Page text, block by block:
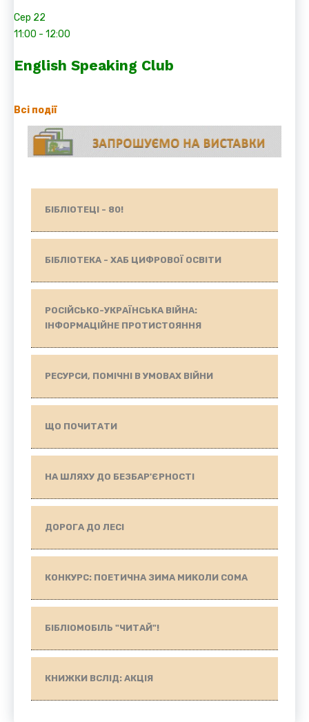
Сер 22
11:00 - 12:00
English Speaking Club
Всі події
БІБЛІОТЕЦІ - 80!
БІБЛІОТЕКА - ХАБ ЦИФРОВОЇ ОСВІТИ
РОСІЙСЬКО-УКРАЇНСЬКА ВІЙНА:
ІНФОРМАЦІЙНЕ ПРОТИСТОЯННЯ
РЕСУРСИ, ПОМІЧНІ В УМОВАХ ВІЙНИ
ЩО ПОЧИТАТИ
НА ШЛЯХУ ДО БЕЗБАР'ЄРНОСТІ
ДОРОГА ДО ЛЕСІ
КОНКУРС: ПОЕТИЧНА ЗИМА МИКОЛИ СОМА
БІБЛІОМОБІЛЬ "ЧИТАЙ"!
КНИЖКИ ВСЛІД: АКЦІЯ